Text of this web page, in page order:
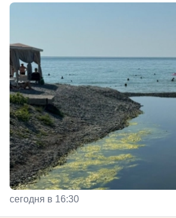
сегодня в 16:30